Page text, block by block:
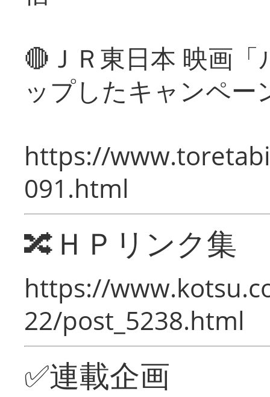
🔴ＪＲ東日本 映画
ップしたキャンペー
https://
091.html
🔀ＨＰリンク集
https://
22/post_5238.html
✅連載企画